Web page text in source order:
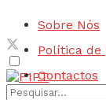
Sobre Nós
Política de
Contactos